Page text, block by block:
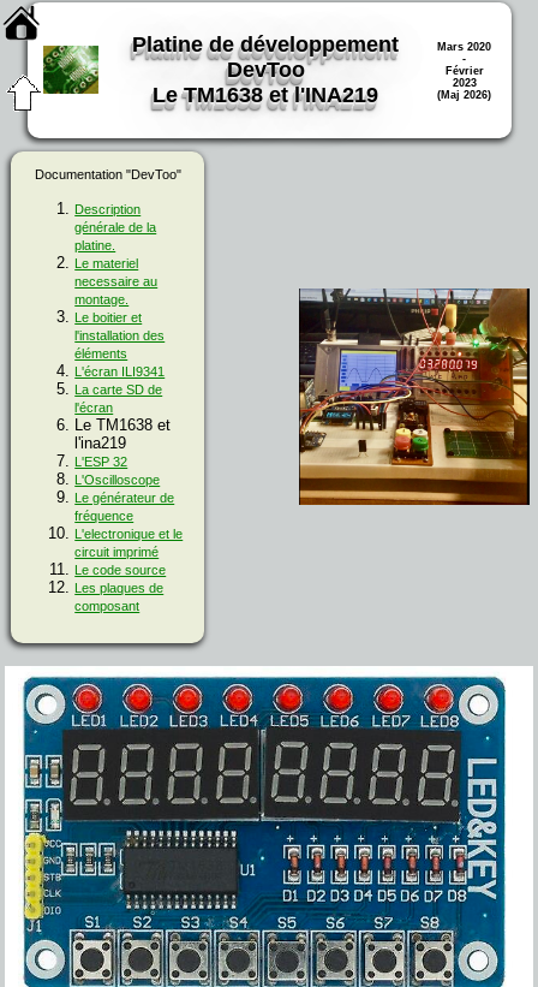
Platine de développement
DevToo
Le TM1638 et l'INA219
Mars 2020
-
Février
2023
(Maj 2026)
Documentation "DevToo"
Description
générale de la
platine.
Le materiel
necessaire au
montage.
Le boitier et
l'installation des
éléments
L'écran ILI9341
La carte SD de
l'écran
Le TM1638 et
l'ina219
L'ESP 32
L'Oscilloscope
Le générateur de
fréquence
L'electronique et le
circuit imprimé
Le code source
Les plaques de
composant